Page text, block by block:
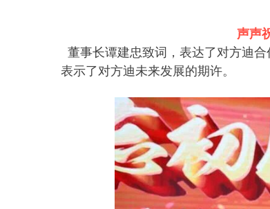
声声
董事长谭建忠致词，表达了对方迪
表示了对方迪未来发展的期许。